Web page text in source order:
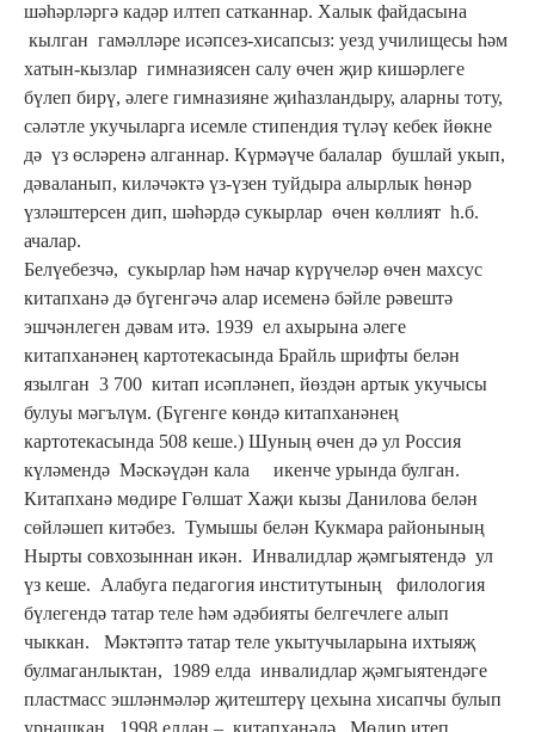
шәһәрләргә кадәр илтеп сатканнар. Халык файдасына
кылган гамәлләре исәпсез-хисапсыз: уезд училищесы һәм
хатын-кызлар гимназиясен салу өчен җир кишәрлеге
бүлеп бирү, әлеге гимназияне җиһазландыру, аларны тоту,
сәләтле укучыларга исемле стипендия түләү кебек йөкне
дә үз өсләренә алганнар. Күрмәүче балалар бушлай укып,
дәваланып, киләчәктә үз-үзен туйдыра алырлык һөнәр
үзләштерсен дип, шәһәрдә сукырлар өчен көллият һ.б.
ачалар.
Белүебезчә, сукырлар һәм начар күрүчеләр өчен махсус
китапханә дә бүгенгәчә алар исеменә бәйле рәвештә
эшчәнлеген дәвам итә. 1939 ел ахырына әлеге
китапханәнең картотекасында Брайль шрифты белән
язылган 3 700 китап исәпләнеп, йөздән артык укучысы
булуы мәгълүм. (Бүгенге көндә китапханәнең
картотекасында 508 кеше.) Шуның өчен дә ул Россия
күләмендә Мәскәүдән кала икенче урында булган.
Китапханә мөдире Гөлшат Хаҗи кызы Данилова белән
сөйләшеп китәбез. Тумышы белән Кукмара районының
Нырты совхозыннан икән. Инвалидлар җәмгыятендә ул
үз кеше. Алабуга педагогия институтының филология
бүлегендә татар теле һәм әдәбияты белгечлеге алып
чыккан. Мәктәптә татар теле укытучыларына ихтыяҗ
булмаганлыктан, 1989 елда инвалидлар җәмгыятендәге
пластмасс эшләнмәләр җитештерү цехына хисапчы булып